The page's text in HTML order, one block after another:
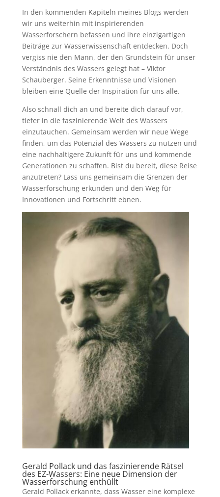
In den kommenden Kapiteln meines Blogs werden
wir uns weiterhin mit inspirierenden
Wasserforschern befassen und ihre einzigartigen
Beiträge zur Wasserwissenschaft entdecken. Doch
vergiss nie den Mann, der den Grundstein für unser
Verständnis des Wassers gelegt hat – Viktor
Schauberger. Seine Erkenntnisse und Visionen
bleiben eine Quelle der Inspiration für uns alle.
Also schnall dich an und bereite dich darauf vor,
tiefer in die faszinierende Welt des Wassers
einzutauchen. Gemeinsam werden wir neue Wege
finden, um das Potenzial des Wassers zu nutzen und
eine nachhaltigere Zukunft für uns und kommende
Generationen zu schaffen. Bist du bereit, diese Reise
anzutreten? Lass uns gemeinsam die Grenzen der
Wasserforschung erkunden und den Weg für
Innovationen und Fortschritt ebnen.
Gerald Pollackund das faszinierende Rätsel
des EZ-Wassers: Eine neue Dimension der
Wasserforschung enthüllt
Gerald Pollack erkannte, dass Wasser eine komplexe